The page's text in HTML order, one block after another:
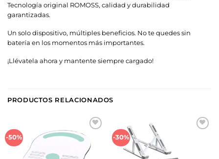
Tecnología original ROMOSS, calidad y durabilidad
garantizadas.
Un solo dispositivo, múltiples beneficios. No te quedes sin
batería en los momentos más importantes.
¡Llévatela ahora y mantente siempre cargado!
PRODUCTOS RELACIONADOS
-50%
lista de
deseos
-30%